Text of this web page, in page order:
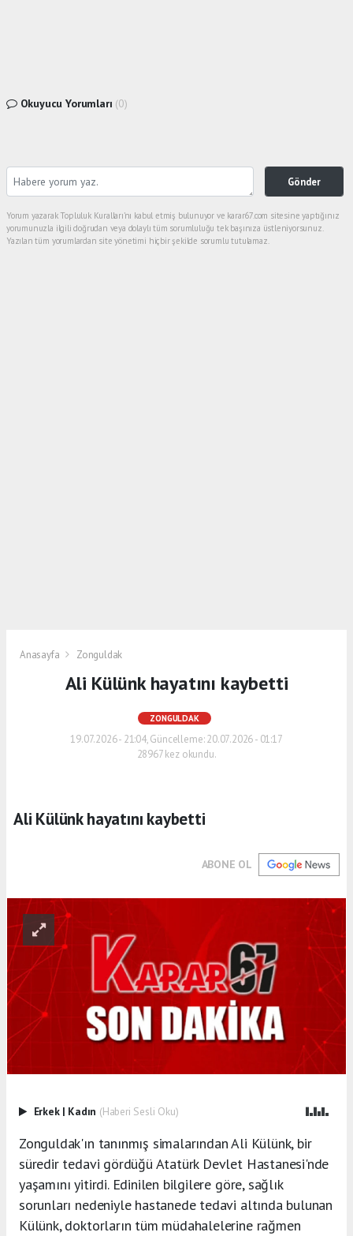
Okuyucu Yorumları (0)
Gönder
Yorum yazarak Topluluk Kuralları’nı kabul etmiş bulunuyor ve karar67.com sitesine yaptığınız
yorumunuzla ilgili doğrudan veya dolaylı tüm sorumluluğu tek başınıza üstleniyorsunuz.
Yazılan tüm yorumlardan site yönetimi hiçbir şekilde sorumlu tutulamaz.
Anasayfa Zonguldak
Ali Külünk hayatını kaybetti
ZONGULDAK
19.07.2026 - 21:04, Güncelleme: 20.07.2026 - 01:17
28967 kez okundu.
Ali Külünk hayatını kaybetti
ABONE OL
Erkek | Kadın (Haberi Sesli Oku)
Zonguldak'ın tanınmış simalarından Ali Külünk, bir
süredir tedavi gördüğü Atatürk Devlet Hastanesi'nde
yaşamını yitirdi. Edinilen bilgilere göre, sağlık
sorunları nedeniyle hastanede tedavi altında bulunan
Külünk, doktorların tüm müdahalelerine rağmen